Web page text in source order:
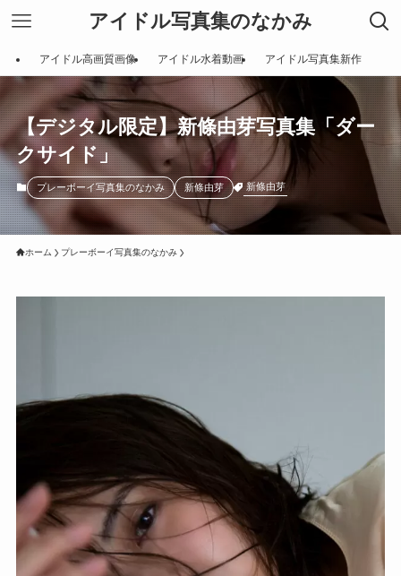
アイドル写真集のなかみ
アイドル高画質画像 アイドル水着動画 アイドル写真集新作
【デジタル限定】新條由芽写真集「ダー
クサイド」
プレーボーイ写真集のなかみ 新條由芽 新條由芽
ホーム プレーボーイ写真集のなかみ